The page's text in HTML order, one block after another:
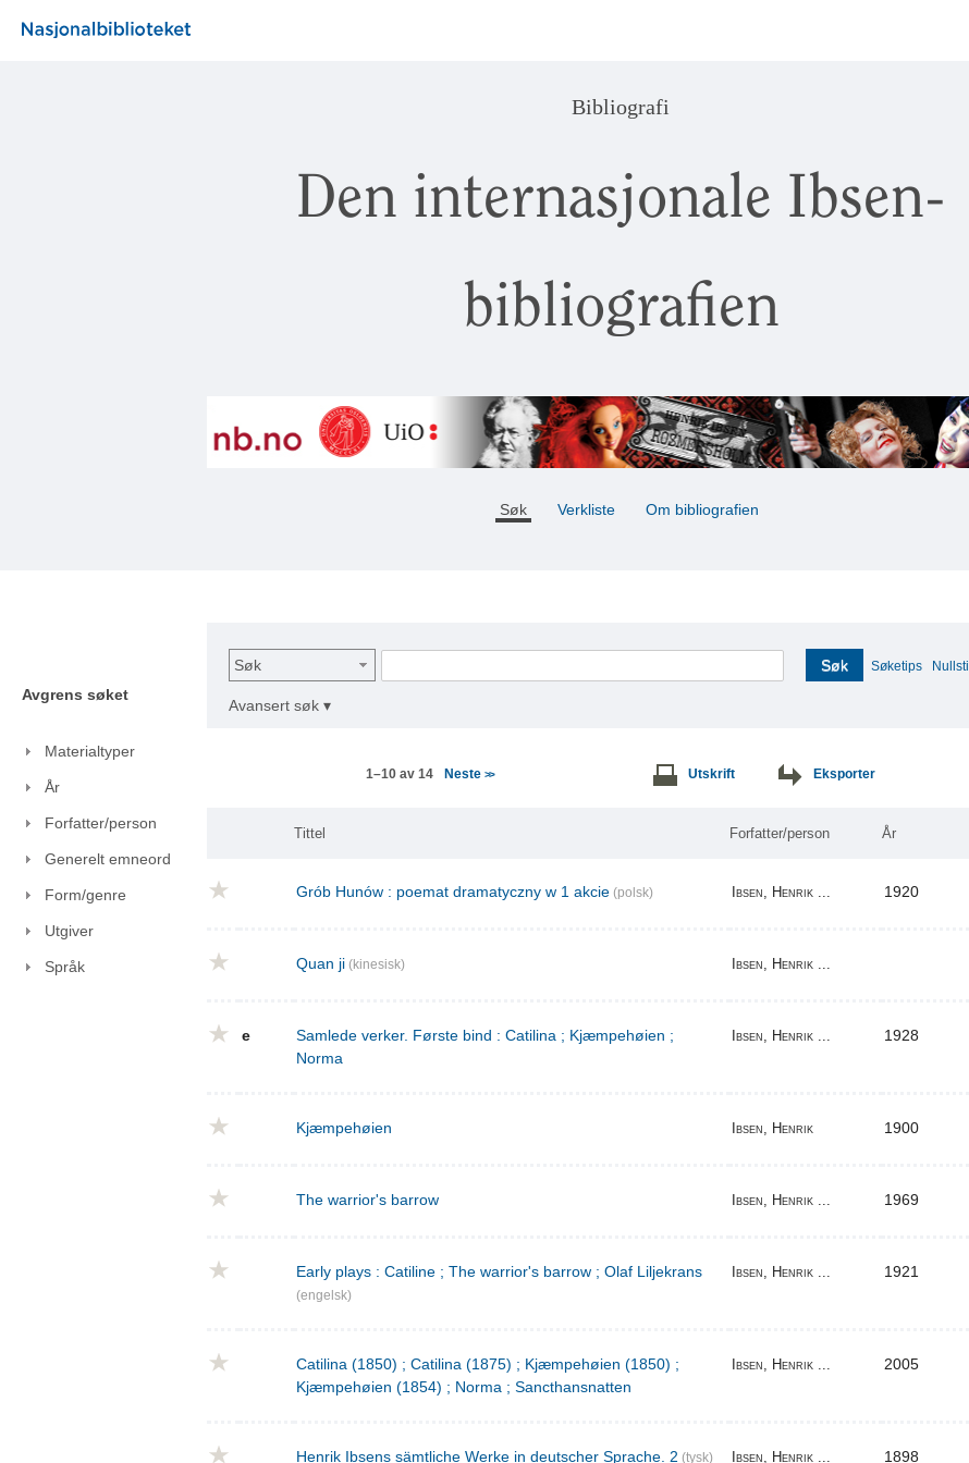
Bibliografi
Den internasjonale Ibsen-
bibliografien
Søk Verkliste Om bibliografien
Avgrens søket
Materialtyper
År
Forfatter/person
Generelt emneord
Form/genre
Utgiver
Språk
Søk Søk Søketips Nullstill
Avansert søk ▾
1–10 av 14 Neste>> Utskrift Eksporter
Tittel Forfatter/person År
Grób Hunów : poemat dramatyczny w 1 akcie (polsk) Ibsen, Henrik ... 1920
Quan ji (kinesisk) Ibsen, Henrik ...
e
Samlede verker. Første bind : Catilina ; Kjæmpehøien ;
Norma
Ibsen, Henrik ... 1928
Kjæmpehøien Ibsen, Henrik 1900
The warrior's barrow Ibsen, Henrik ... 1969
Early plays : Catiline ; The warrior's barrow ; Olaf Liljekrans
(engelsk)
Ibsen, Henrik ... 1921
Catilina (1850) ; Catilina (1875) ; Kjæmpehøien (1850) ;
Kjæmpehøien (1854) ; Norma ; Sancthansnatten
Ibsen, Henrik ... 2005
Henrik Ibsens sämtliche Werke in deutscher Sprache. 2 (tysk) Ibsen, Henrik ... 1898